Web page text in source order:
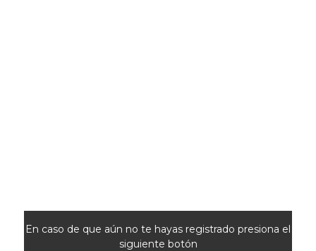
En caso de que aún no te hayas registrado presiona el
siguiente botón